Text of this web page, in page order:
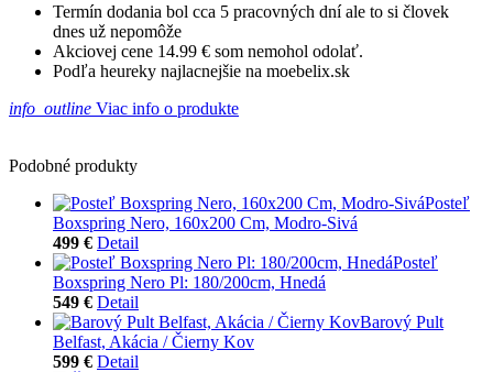
Termín dodania bol cca 5 pracovných dní ale to si človek
dnes už nepomôže
Akciovej cene 14.99 € som nemohol odolať.
Podľa heureky najlacnejšie na moebelix.sk
info_outline Viac info o produkte
Podobné produkty
Posteľ
Boxspring Nero, 160x200 Cm, Modro-Sivá
499 € Detail
Posteľ
Boxspring Nero Pl: 180/200cm, Hnedá
549 € Detail
Barový Pult
Belfast, Akácia / Čierny Kov
599 € Detail